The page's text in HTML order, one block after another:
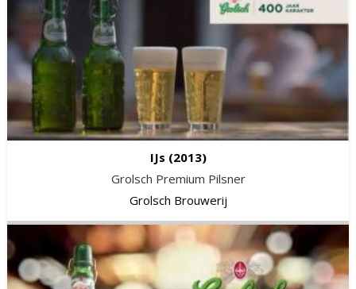
IJs (2013)
Grolsch Premium Pilsner
Grolsch Brouwerij